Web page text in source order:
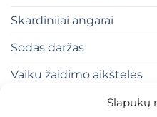
Slapukų
Skardiniiai angarai
Sodas daržas
Vaiku žaidimo aikštelės